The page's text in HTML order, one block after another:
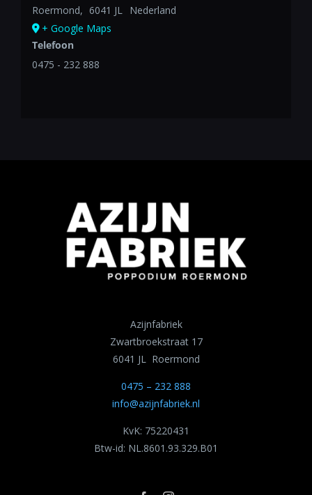
Roermond, 6041 JL Nederland
+ Google Maps
Telefoon
0475 - 232 888
Azijnfabriek
Zwartbroekstraat 17
6041 JL Roermond
0475 – 232 888
info@azijnfabriek.nl
KvK: 75220431
Btw-id: NL.8601.93.329.B01